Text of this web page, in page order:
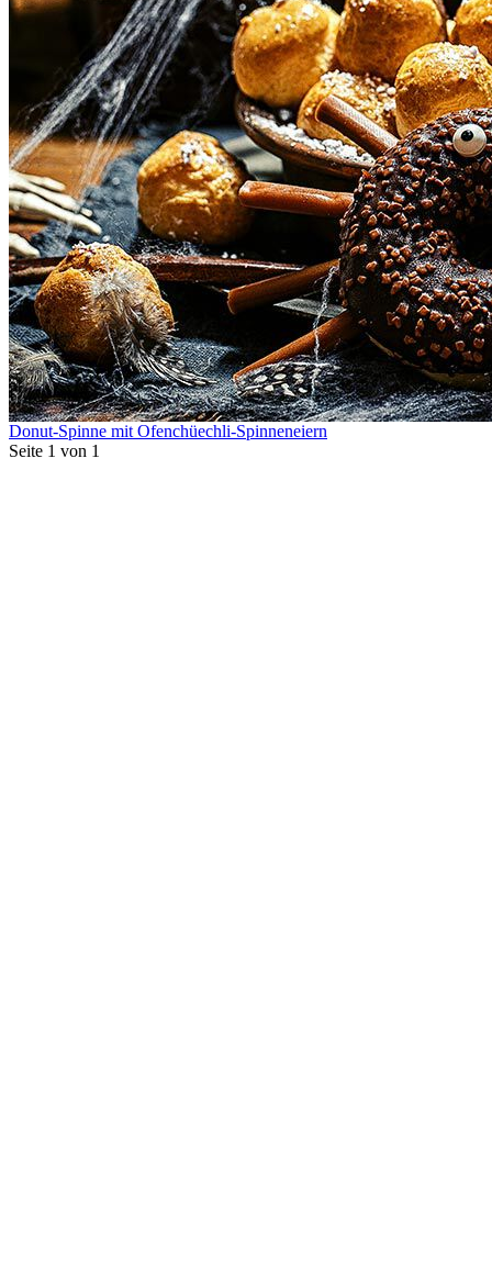
Donut-Spinne mit Ofenchüechli-Spinneneiern
Seite 1 von 1